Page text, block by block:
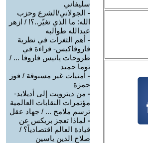
سليفاني
- الجولاني/الشرع وحزب
الله: ما الذي تغيّر..؟! / ازهر
عبدالله طوالبه
- أهم الثغرات في نظرية
فاروفاكيس- قراءة في
طروحات يانيس فاروفا ... /
توما حميد
- أمنيات غير مسبوقة / فوز
حمزة
- من ديترويت إلى أديلايد-
مؤتمرات النقابات العالمية
ترسم ملامح ... / جهاد عقل
- لماذا تعجز بريكس عن
قيادة العالم اقتصادياً؟ /
صلاح الدين ياسين